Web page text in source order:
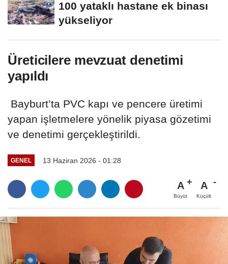
100 yataklı hastane ek binası
yükseliyor
Üreticilere mevzuat denetimi
yapıldı
Bayburt’ta PVC kapı ve pencere üretimi
yapan işletmelere yönelik piyasa gözetimi
ve denetimi gerçekleştirildi.
GENEL 13 Haziran 2026 - 01:28
A
Büyüt
A
Küçült